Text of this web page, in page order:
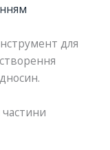
для
частини